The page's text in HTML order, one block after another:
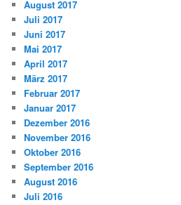
August 2017
Juli 2017
Juni 2017
Mai 2017
April 2017
März 2017
Februar 2017
Januar 2017
Dezember 2016
November 2016
Oktober 2016
September 2016
August 2016
Juli 2016